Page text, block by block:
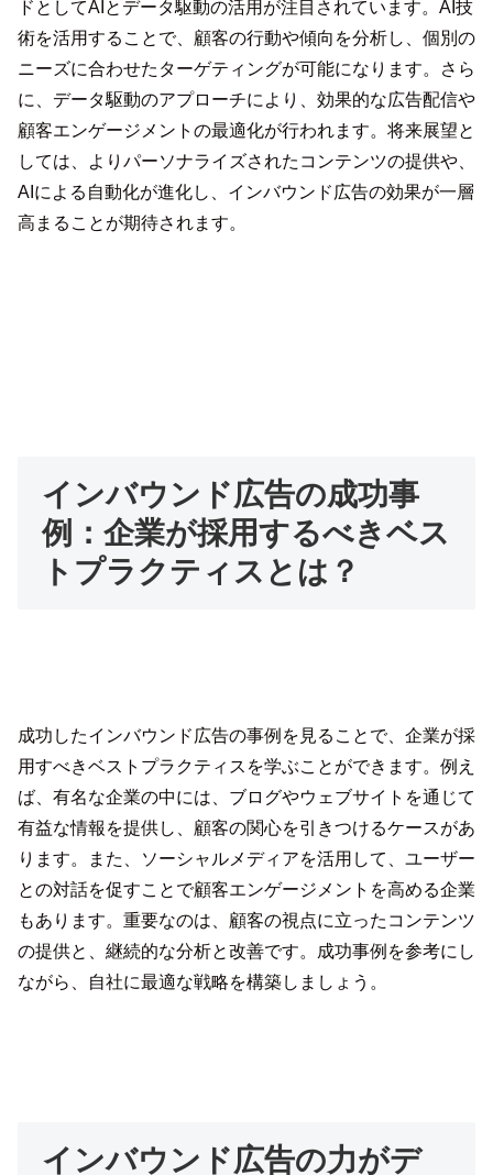
ドとしてAIとデータ駆動の活用が注目されています。AI技
術を活用することで、顧客の行動や傾向を分析し、個別の
ニーズに合わせたターゲティングが可能になります。さら
に、データ駆動のアプローチにより、効果的な広告配信や
顧客エンゲージメントの最適化が行われます。将来展望と
しては、よりパーソナライズされたコンテンツの提供や、
AIによる自動化が進化し、インバウンド広告の効果が一層
高まることが期待されます。
インバウンド広告の成功事
例：企業が採用するべきベス
トプラクティスとは？
成功したインバウンド広告の事例を見ることで、企業が採
用すべきベストプラクティスを学ぶことができます。例え
ば、有名な企業の中には、ブログやウェブサイトを通じて
有益な情報を提供し、顧客の関心を引きつけるケースがあ
ります。また、ソーシャルメディアを活用して、ユーザー
との対話を促すことで顧客エンゲージメントを高める企業
もあります。重要なのは、顧客の視点に立ったコンテンツ
の提供と、継続的な分析と改善です。成功事例を参考にし
ながら、自社に最適な戦略を構築しましょう。
インバウンド広告の力がデ